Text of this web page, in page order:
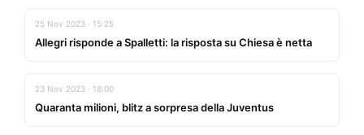
25 Nov 2023 · 15:25
Allegri risponde a Spalletti: la risposta su Chiesa è netta
23 Nov 2023 · 18:00
Quaranta milioni, blitz a sorpresa della Juventus